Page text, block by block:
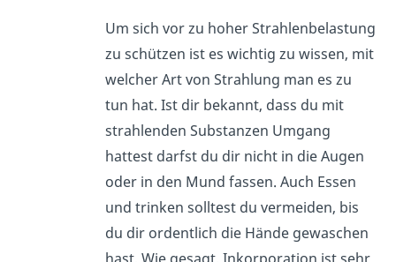
Um sich vor zu hoher Strahlenbelastung
zu schützen ist es wichtig zu wissen, mit
welcher Art von Strahlung man es zu
tun hat. Ist dir bekannt, dass du mit
strahlenden Substanzen Umgang
hattest darfst du dir nicht in die Augen
oder in den Mund fassen. Auch Essen
und trinken solltest du vermeiden, bis
du dir ordentlich die Hände gewaschen